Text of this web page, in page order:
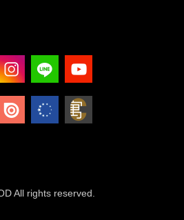
All rights reserved.